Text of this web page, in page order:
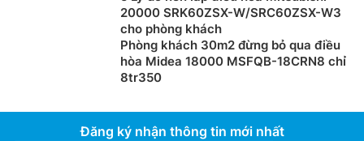
20000 SRK60ZSX-W/SRC60ZSX-W3
cho phòng khách
Phòng khách 30m2 đừng bỏ qua điều
hòa Midea 18000 MSFQB-18CRN8 chỉ
8tr350
Đăng ký nhận thông tin mới nhất